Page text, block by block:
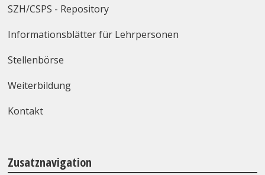
SZH/CSPS - Repository
Informationsblätter für Lehrpersonen
Stellenbörse
Weiterbildung
Kontakt
Zusatznavigation